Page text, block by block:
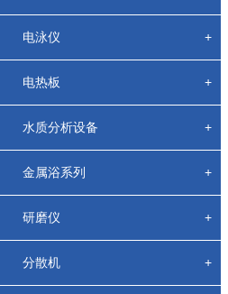
电泳仪 +
电热板 +
水质分析设备 +
金属浴系列 +
研磨仪 +
分散机 +